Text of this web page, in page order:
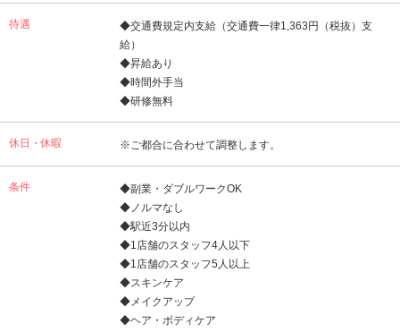
待遇
◆交通費規定内支給（交通費一律1,363円（税抜）支
給）
◆昇給あり
◆時間外手当
◆研修無料
休日・休暇 ※ご都合に合わせて調整します。
条件
◆副業・ダブルワークOK
◆ノルマなし
◆駅近3分以内
◆1店舗のスタッフ4人以下
◆1店舗のスタッフ5人以上
◆スキンケア
◆メイクアップ
◆ヘア・ボディケア